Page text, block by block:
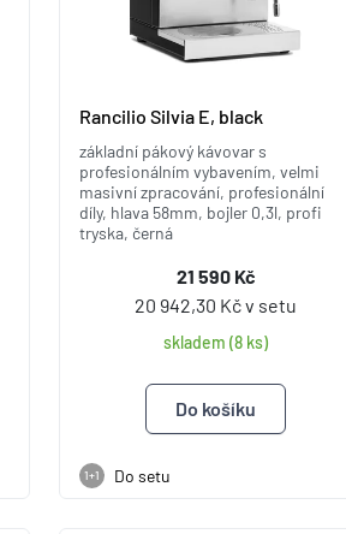
Rancilio Silvia E, black
základní pákový kávovar s
profesionálním vybavením, velmi
masivní zpracování, profesionální
díly, hlava 58mm, bojler 0,3l, profi
tryska, černá
21 590 Kč
20 942,30 Kč v setu
skladem (8 ks)
1+1 Do setu